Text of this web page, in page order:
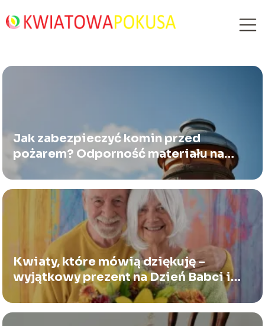
Jak zabezpieczyć komin przed
pożarem? Odporność materiału na
wysoką temperaturę sadzy
Kwiaty, które mówią dziękuję –
wyjątkowy prezent na Dzień Babci i
Dziadka